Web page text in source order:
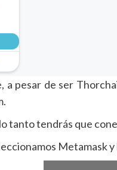
a pesar de ser
tanto tendrás que
Metamask